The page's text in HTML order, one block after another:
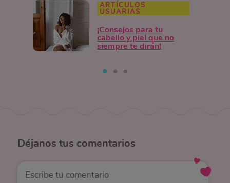
ARTÍCULOS
USUARIAS
¡Consejos para tu
cabello y piel que no
siempre te dirán!
Déjanos tus comentarios